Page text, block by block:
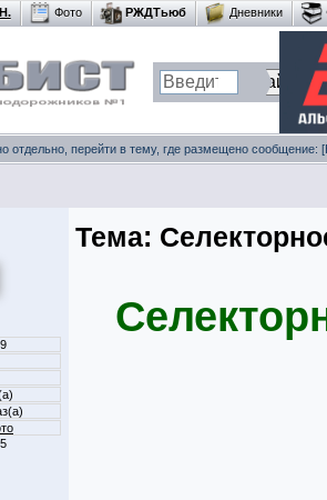
Фото РЖДТьюб Дневники
отдельно, перейти в тему, где размещено
Тема: